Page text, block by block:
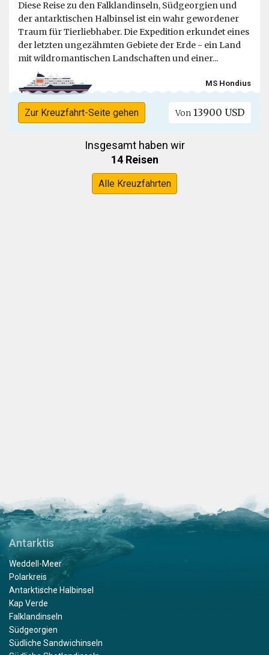
Diese Reise zu den Falklandinseln, Südgeorgien und
der antarktischen Halbinsel ist ein wahr gewordener
Traum für Tierliebhaber. Die Expedition erkundet eines
der letzten ungezähmten Gebiete der Erde - ein Land
mit wildromantischen Landschaften und einer...
MS Hondius
Zur Kreuzfahrt-Seite gehen Von 13900 USD
Insgesamt haben wir
14 Reisen
Alle Kreuzfahrten
Antarktis
Weddell-Meer
Polarkreis
Antarktische Halbinsel
Kap Verde
Falklandinseln
Südgeorgien
Südliche Sandwichinseln